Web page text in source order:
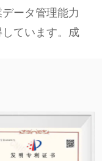
ータ管理能力
ています。成
けの非金属耐
PVC-C、PVC-
に及び、幅広